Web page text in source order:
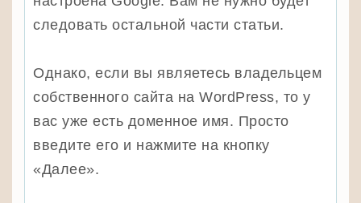
следовать остальной части статьи.
Однако, если вы являетесь владельцем
собственного сайта на WordPress, то у
вас уже есть доменное имя. Просто
введите его и нажмите на кнопку
«Далее».